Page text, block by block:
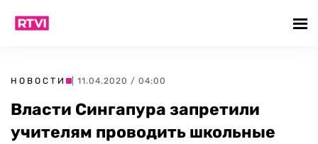
НОВОСТИ | 11.04.2020 / 04:00
Власти Сингапура запретили
учителям проводить школьные